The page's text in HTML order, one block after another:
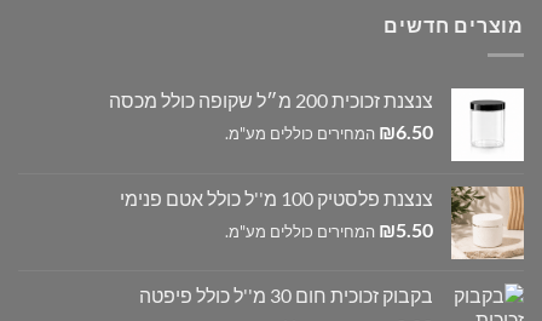
מוצרים חדשים
צנצנת זכוכית 200 מ״ל שקופה כולל מכסה
₪6.50 המחירים כוללים מע"מ.
צנצנת פלסטיק 100 מ''ל כולל אטם פנימי
₪5.50 המחירים כוללים מע"מ.
בקבוק זכוכית חום 30 מ''ל כולל פיפטה